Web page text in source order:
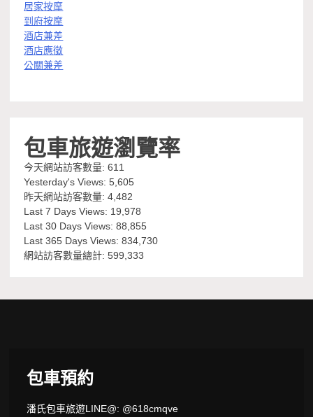
居家按摩
到府按摩
酒店兼差
酒店應徵
公關兼差
包車旅遊瀏覽率
今天網站訪客數量:611
Yesterday's Views:5,605
昨天網站訪客數量:4,482
Last 7 Days Views: 19,978
Last 30 Days Views:88,855
Last 365 Days Views:834,730
網站訪客數量總計:599,333
包車預約
潘氏包車旅遊LINE@: @618cmqve